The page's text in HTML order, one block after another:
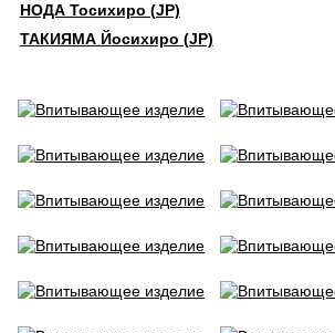
НОДА Тосихиро (JP)
ТАКИЯМА Йосихиро (JP)